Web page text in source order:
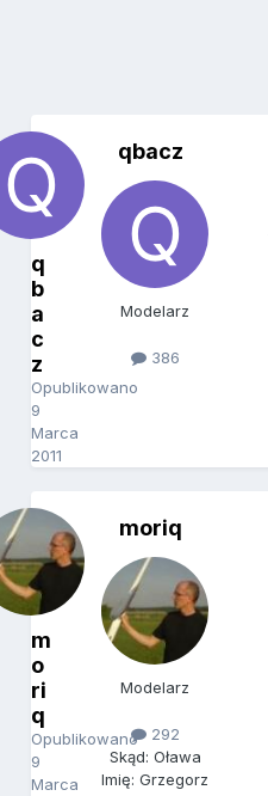
q
b
a
c
z
Opublikowano
9
Marca
2011
qbacz
Modelarz
386
m
o
ri
q
Opublikowano
9
Marca
moriq
Modelarz
292
Skąd: Oława
Imię: Grzegorz